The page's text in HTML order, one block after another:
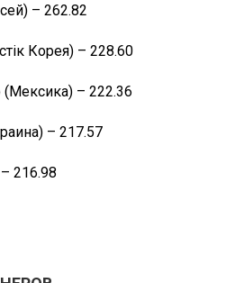
– 262.82
Корея) – 228.60
– 222.36
– 217.57
216.98